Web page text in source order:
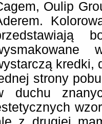
Oulip
kredki,
strony
duchu